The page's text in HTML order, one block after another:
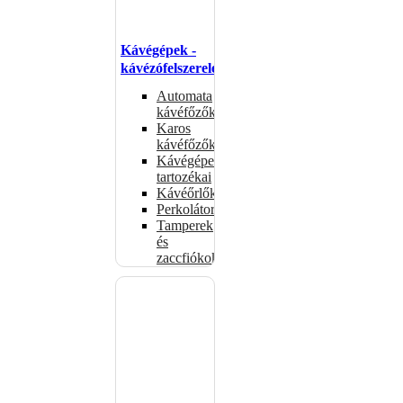
Kávégépek -
kávézófelszerelés
Automata
kávéfőzők
Karos
kávéfőzők
Kávégépek
tartozékai
Kávéőrlők
Perkolátorok
Tamperek
és
zaccfiókok